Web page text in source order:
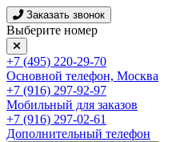
Заказать звонок
Выберите номер
+7 (495) 220-29-70
Основной телефон, Москва
+7 (916) 297-92-97
Мобильный для заказов
+7 (916) 297-02-61
Дополнительный телефон